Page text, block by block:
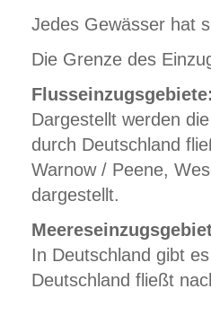
Jedes Gewässer hat
Die Grenze des
Dargestellt werden
durch Deutschland
Warnow / Peene,
dargestellt.
In Deutschland gibt
Deutschland fließt